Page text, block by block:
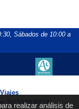
realizar análisis de
Sábados de 10:00 a
30710 MURCIA